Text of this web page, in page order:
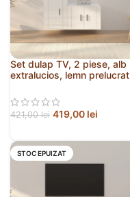
Set dulap TV, 2 piese, alb
extralucios, lemn prelucrat
421,00lei 419,00 lei
STOC EPUIZAT